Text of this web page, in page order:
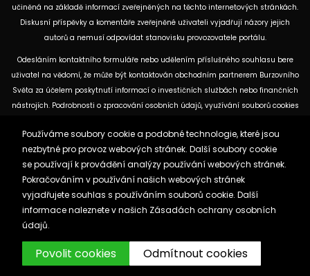
učiněná na základě informací zveřejněných na těchto internetových stránkách.
Diskusní příspěvky a komentáře zveřejněné uživateli vyjadřují názory jejich
autorů a nemusí odpovídat stanovisku provozovatele portálu.
Odesláním kontaktního formuláře nebo udělením příslušného souhlasu bere
uživatel na vědomí, že může být kontaktován obchodním partnerem Burzovního
Světa za účelem poskytnutí informací o investičních službách nebo finančních
nástrojích. Podrobnosti o zpracování osobních údajů, využívání souborů cookies
dostupných na těchto internetových stránkách. U jednotlivých článků mohou
být uvedeny informace o použitých zdrojích, datu původní analýzy nebo datu,
ke kterému se vztahují uvedené tržní údaje.
Zásady ochrany osobních údajů a cookies
Reklama
Burzovnisvet.cz © 2026
Používáme soubory cookie a podobné technologie, které jsou
nezbytné pro provoz webových stránek. Další soubory cookie
se používají k provádění analýzy používání webových stránek.
Pokračováním v používání našich webových stránek
vyjadřujete souhlas s používáním souborů cookie. Další
informace naleznete v našich Zásadách ochrany osobních
údajů.
Povolit cookies Odmítnout cookies